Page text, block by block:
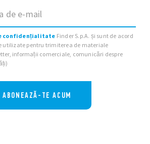
de e-mail
confidențialitate Finder S.p.A. și sunt de acord
utilizate pentru trimiterea de materiale
informații comerciale, comunicări despre
ABONEAZĂ-TE ACUM